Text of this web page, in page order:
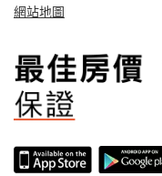
網站地圖